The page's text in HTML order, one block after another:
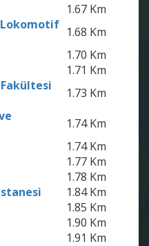
1.67 Km
Lokomotif 1.68 Km
1.70 Km
1.71 Km
1.73 Km
1.74 Km
1.74 Km
1.77 Km
1.78 Km
1.84 Km
1.85 Km
1.90 Km
1.91 Km